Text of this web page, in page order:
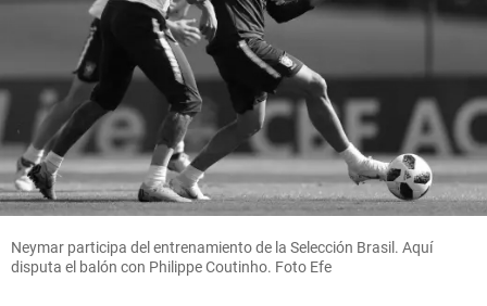
Neymar participa del entrenamiento de la Selección Brasil. Aquí
disputa el balón con Philippe Coutinho. Foto Efe